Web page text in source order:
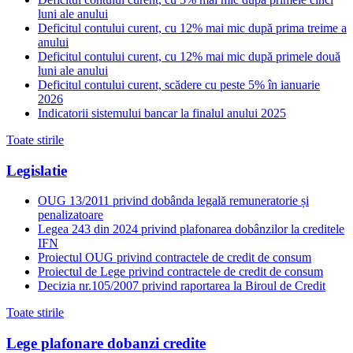
luni ale anului
Deficitul contului curent, cu 12% mai mic după prima treime a
anului
Deficitul contului curent, cu 12% mai mic după primele două
luni ale anului
Deficitul contului curent, scădere cu peste 5% în ianuarie
2026
Indicatorii sistemului bancar la finalul anului 2025
Toate stirile
Legislatie
OUG 13/2011 privind dobânda legală remuneratorie și
penalizatoare
Legea 243 din 2024 privind plafonarea dobânzilor la creditele
IFN
Proiectul OUG privind contractele de credit de consum
Proiectul de Lege privind contractele de credit de consum
Decizia nr.105/2007 privind raportarea la Biroul de Credit
Toate stirile
Lege plafonare dobanzi credite